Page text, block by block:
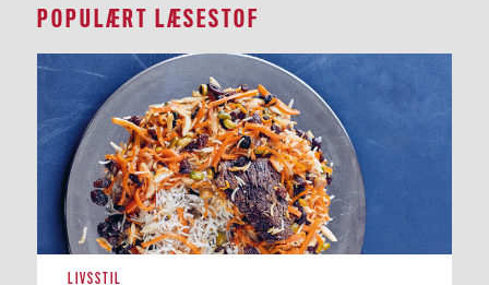
POPULÆRT LÆSESTOF
LIVSSTIL